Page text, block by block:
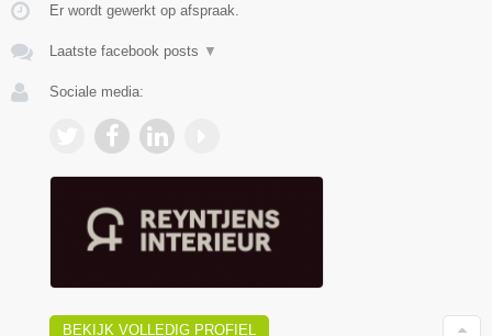
Er wordt gewerkt op afspraak.
Laatste facebook posts ▼
Sociale media:
BEKIJK VOLLEDIG PROFIEL